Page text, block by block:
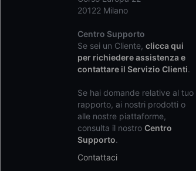
20122 Milano
Centro Supporto
Se sei un Cliente, clicca qui
per richiedere assistenza e
contattare il Servizio Clienti.
Se hai domande relative al tuo
rapporto, ai nostri prodotti o
alle nostre piattaforme,
consulta il nostro Centro
Supporto.
Contattaci